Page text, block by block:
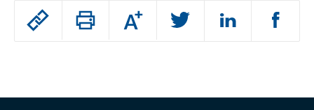
Passer
Augmenter
ou